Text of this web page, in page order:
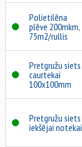
Polietilēna
plēve 200mkm,
75m2/rullis
Pretgružu siets
caurtekai
100x100mm
Pretgružu siets
iekšējai notekai